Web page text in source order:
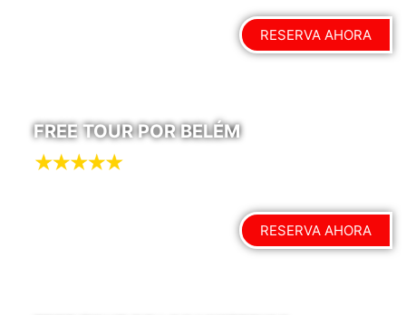
RESERVA AHORA
FREE TOUR POR BELÉM
RESERVA AHORA